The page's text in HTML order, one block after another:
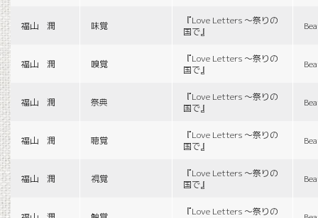
福山 潤 味覚
『Love Letters 〜祭りの
国で』
福山 潤 嗅覚
『Love Letters 〜祭りの
国で』
福山 潤 祭典
『Love Letters 〜祭りの
国で』
福山 潤 聴覚
『Love Letters 〜祭りの
国で』
福山 潤 視覚
『Love Letters 〜祭りの
国で』
『Love Letters 〜祭りの